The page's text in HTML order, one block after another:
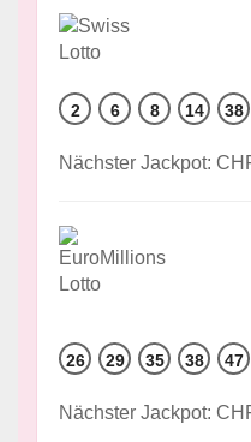
2 6 8 14 38
Nächster Jackpot:
26 29 35 38 47
Nächster Jackpot: